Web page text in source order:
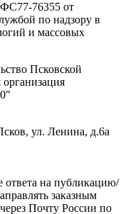
76355 от
по надзору в
и массовых
Псковской
ул. Ленина, д.6а
на публикацию/
заказным
Почту России по